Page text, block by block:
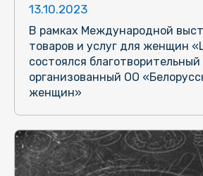
13.10.2023
В рамках Международной
товаров и услуг для женщин
состоялся благотворительный
организованный ОО
женщин»